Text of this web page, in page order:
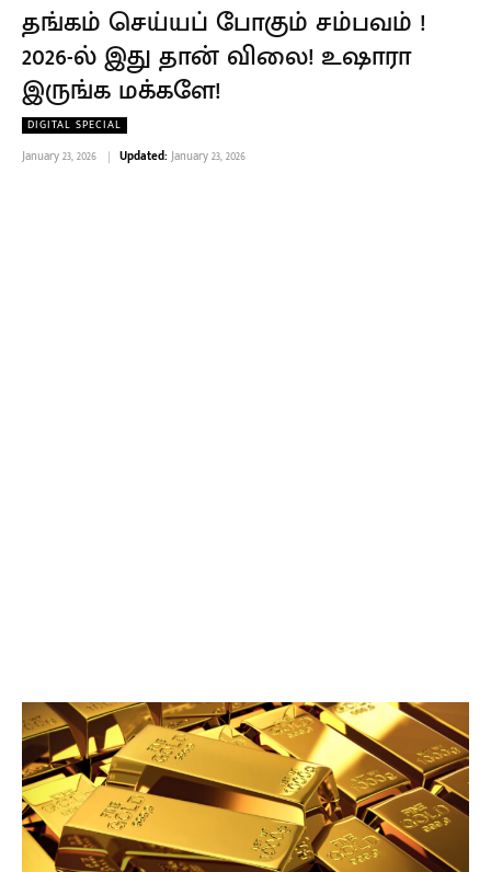
தங்கம் செய்யப் போகும் சம்பவம் !
2026-ல் இது தான் விலை! உஷாரா
இருங்க மக்களே!
DIGITAL SPECIAL
January 23, 2026 Updated: January 23, 2026